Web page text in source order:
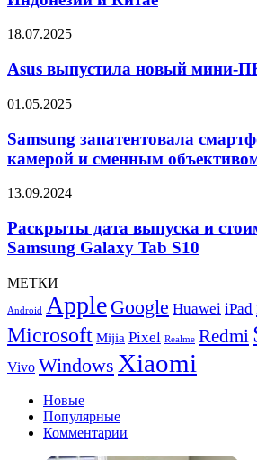
получил
в
и
Asus
новый
мини-
ПК
NUC
15
Pro
18.07.2025
Asus выпустила новый мини-
Samsung
смартфон
с
модульной
и
объективом
01.05.2025
Samsung запатентовала
камерой и сменным
Раскрыты
выпуска
и
стоимость
Samsung
Galaxy
S10
13.09.2024
Раскрыты дата выпуска и
Samsung Galaxy Tab S10
МЕТКИ
Android Apple Google Huawei iPad
Microsoft Mijia Pixel Realme Redmi
Vivo Windows Xiaomi
Новые
Популярные
Комментарии